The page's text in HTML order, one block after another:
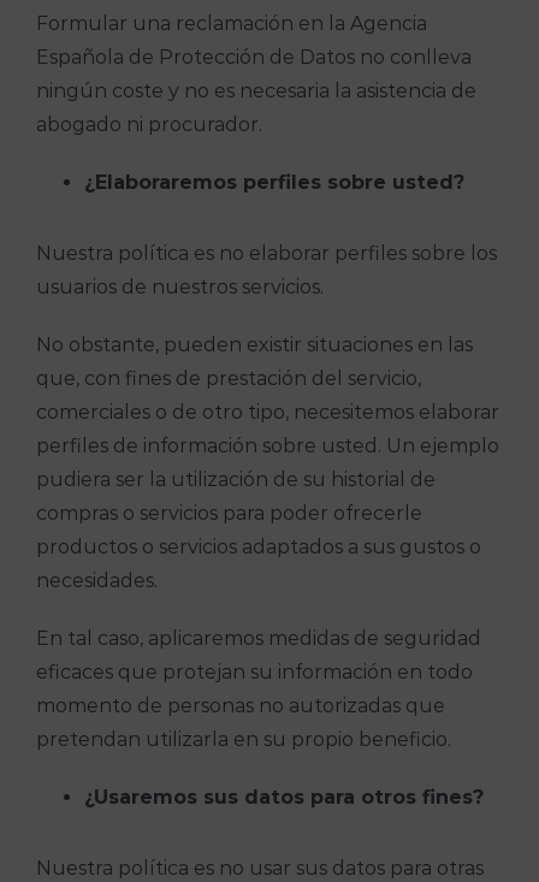
Formular una reclamación en la Agencia
Española de Protección de Datos no conlleva
ningún coste y no es necesaria la asistencia de
abogado ni procurador.
¿Elaboraremos perfiles sobre usted?
Nuestra política es no elaborar perfiles sobre los
usuarios de nuestros servicios.
No obstante, pueden existir situaciones en las
que, con fines de prestación del servicio,
comerciales o de otro tipo, necesitemos elaborar
perfiles de información sobre usted. Un ejemplo
pudiera ser la utilización de su historial de
compras o servicios para poder ofrecerle
productos o servicios adaptados a sus gustos o
necesidades.
En tal caso, aplicaremos medidas de seguridad
eficaces que protejan su información en todo
momento de personas no autorizadas que
pretendan utilizarla en su propio beneficio.
¿Usaremos sus datos para otros fines?
Nuestra política es no usar sus datos para otras